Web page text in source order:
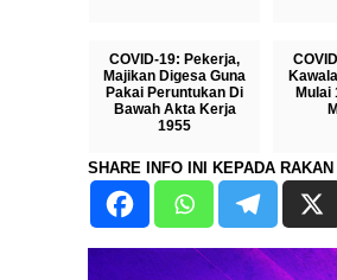
COVID-19: Pekerja,
Majikan Digesa Guna
Pakai Peruntukan Di
Bawah Akta Kerja
1955
17th Mar 2020
Mulai
SHARE INFO INI KEPADA RAKAN